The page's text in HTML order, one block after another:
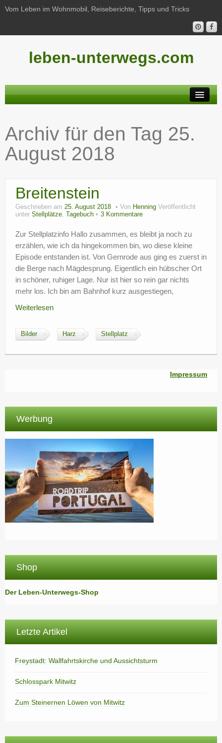
Vom Leben im Wohnmobil, Reiseberichte, Tipps und Tricks
leben-unterwegs.com
Reiseberichte
Unterwegs
Freizeit
Wohnmobil-Technik
?
Archiv für den Tag 25.
August 2018
Breitenstein
Geschrieben am 25. August 2018 Von Henning Veröffentlicht
unter Stellplätze, Tagebuch 3 Kommentare
Zur Stellplatzinfo Hallo zusammen, es bleibt ja noch zu
erzählen, wie ich da hingekommen bin, wo diese kleine
Episode entstanden ist. Von Gernrode aus ging es zuerst in
die Berge nach Mägdesprung. Eigentlich ein hübscher Ort
in schöner, ruhiger Lage. Nur ist hier so rein gar nichts
mehr los. Ich bin am Bahnhof kurz ausgestiegen,
Weiterlesen
Bilder Harz Stellplatz
Impressum
Werbung
Shop
Der Leben-Unterwegs-Shop
Letzte Artikel
Freystadt: Wallfahrtskirche und Aussichtsturm
Schlosspark Mitwitz
Zum Steinernen Löwen von Mitwitz